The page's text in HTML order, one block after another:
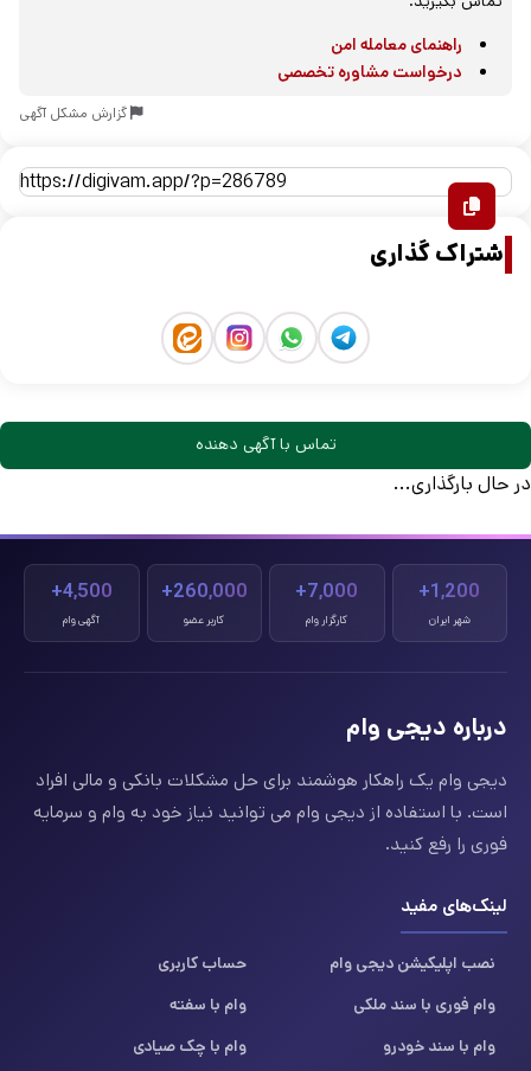
راهنمای معامله امن
درخواست مشاوره تخصصی
گزارش مشکل آگهی
اشتراک گذاری
تماس با آگهی دهنده
در حال بارگذاری...
1,200+
شهر ایران
7,000+
کارگزار وام
260,000+
کاربر عضو
4,500+
آگهی وام
درباره دیجی وام
دیجی وام یک راهکار هوشمند برای حل مشکلات بانکی و مالی افراد
است. با استفاده از دیجی وام می توانید نیاز خود به وام و سرمایه
فوری را رفع کنید.
لینک‌های مفید
نصب اپلیکیشن دیجی وام
حساب کاربری
وام فوری با سند ملکی
وام با سفته
وام با سند خودرو
وام با چک صیادی